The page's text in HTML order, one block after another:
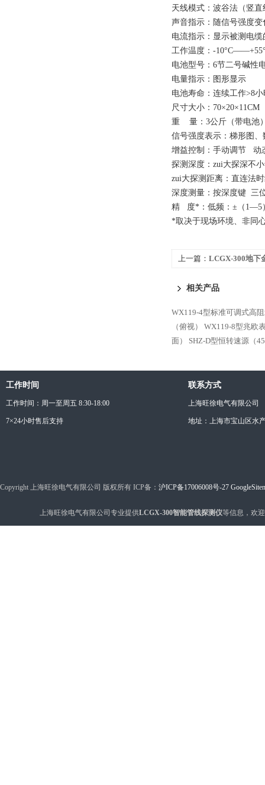
天线模式：波谷法（竖
声音指示：随信号强度
电流指示：显示被测电
工作温度：-
电池型号：6节二号碱性
电量指示：图形显示
电池寿命：连续工作>8
尺寸大小：70×20×11CM
重 量：3公斤（带电池
信号强度表示：梯形图
增益控制：手动调节 动
探测深度：zui大探深不
zui大探测距离：直连法
深度测量：按深度键 三
精 度*：低频：±（1—5
*取决于现场环境、非同
上一篇： LCGX-300地下
相关产品
WX119-4型标准可调式高
（俯视）
WX119-8型兆欧
面）
SHZ-D型恒转速源（
工作时间
工作时间：周一至周五 8:30-18:00
7×24小时售后支持
联系方式
上海旺徐电气有限公司
地址：上海市宝山区水
Copyright 上海旺徐电气有限公司 版权所有 ICP备： 沪ICP备17006008号-27
上海旺徐电气有限公司专业提供LCGX-300智能管线探测仪等信息，欢